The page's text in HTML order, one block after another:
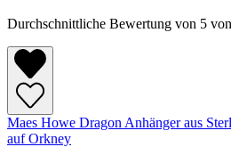
Durchschnittliche Bewertung von 5
Maes Howe Dragon Anhänger aus
auf Orkney